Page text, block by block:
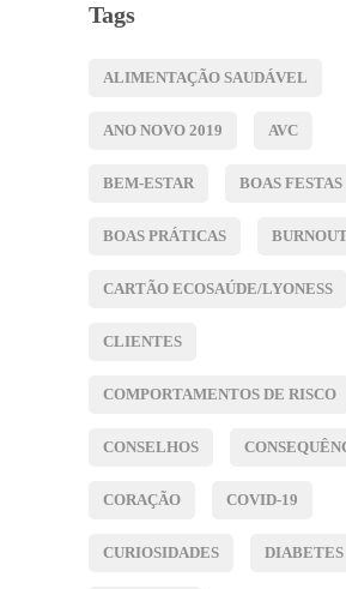
Tags
ALIMENTAÇÃO SAUDÁVEL
ANO NOVO 2019 AVC
BEM-ESTAR BOAS FESTAS
BOAS PRÁTICAS
CARTÃO ECOSAÚDE/LYONESS
CLIENTES
COMPORTAMENTOS DE RISCO
CONSELHOS
CORAÇÃO COVID-19
CURIOSIDADES DIABETES